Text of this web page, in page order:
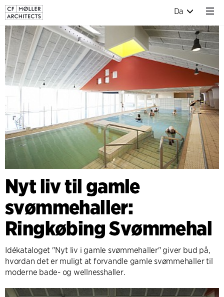
Da
Nyt liv til gamle
svømmehaller:
Ringkøbing Svømmehal
Idékataloget "Nyt liv i gamle svømmehaller" giver bud på,
hvordan det er muligt at forvandle gamle svømmehaller til
moderne bade- og wellnesshaller.